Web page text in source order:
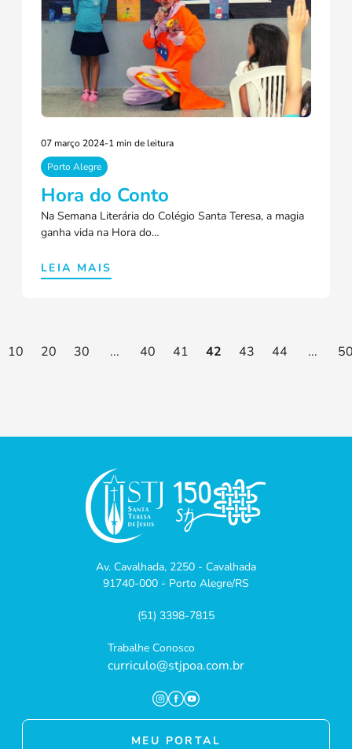
07 março 2024-1 min de leitura
Porto Alegre
Hora do Conto
Na Semana Literária do Colégio Santa Teresa, a magia
ganha vida na Hora do…
LEIA MAIS
10 20 30 ... 40 41 42 43 44 ...
Av. Cavalhada, 2250 - Cavalhada
91740-000 - Porto Alegre/RS
(51) 3398-7815
Trabalhe Conosco
curriculo@stjpoa.com.br
MEU PORTAL